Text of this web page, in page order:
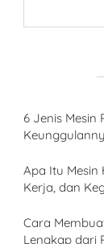
6 Jenis Mesin
Apa Itu Mesin
Kerja, dan
Cara
Lengkap dari